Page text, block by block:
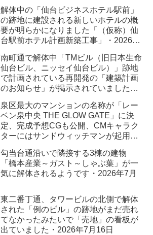
解体中の「仙台ビジネスホテル駅前」
の跡地に建設される新しいホテルの概
要が明らかになりました「（仮称）仙
台駅前ホテル計画新築工事」・2026年
南町通で解体中「TMビル（旧日本生命
仙台ビル、ニッセイ仙台ビル）」跡地
で計画されている再開発の「建築計画
のお知らせ」が掲示されていました・
泉区最大のマンションの名称が「レー
ベン泉中央 THE GLOW GATE」に決
定、完成予想CGも公開、CMキャラク
ターにはサンドウィッチマンが起用さ
勾当台通沿いで隣接する3棟の建物
「橋本産業～ガスト～しゃぶ葉」が一
気に解体されるようです・2026年7月
東二番丁通、タワービルの北側で解体
された「例のビル」の跡地がまだ売れ
てなかったみたいで「売地」の看板が
出ていました・2026年7月16日